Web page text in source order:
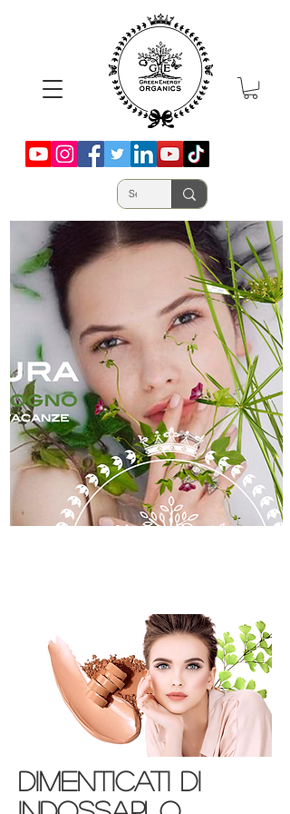
DIMENTICATI DI